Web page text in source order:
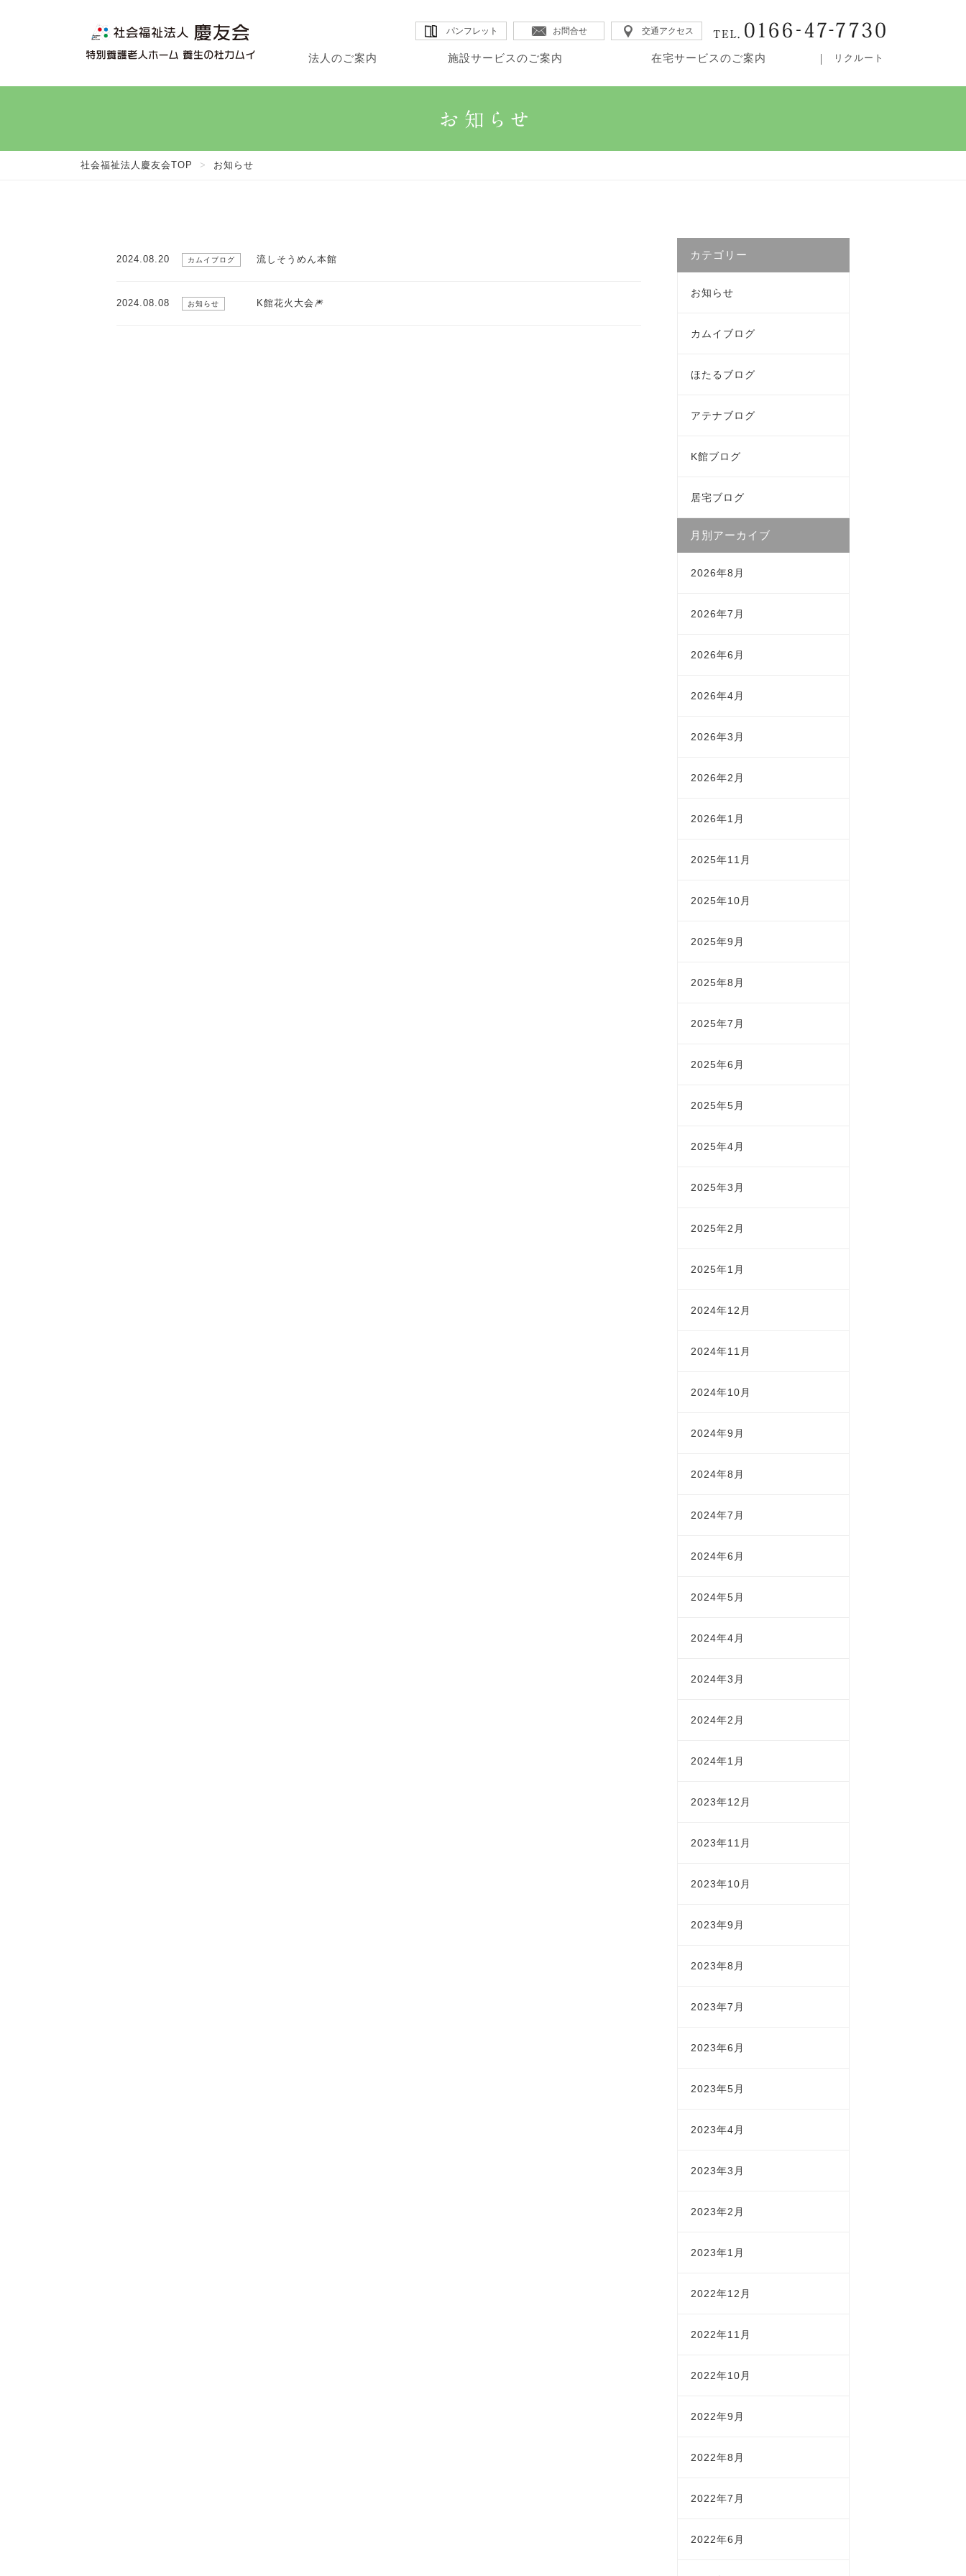
法人のご案内
法人のご案内
・理事長のご挨拶
・法人概要
・情報公開
施設サービスのご案内
施設サービスのご案内
・カムイ
・GHK館
在宅サービスのご案内
在宅サービスのご案内
・DSほたる
・SSカムイ
リクルート
パンフレット お問合せ 交通アクセス
社会福祉法人慶友会TOP > お知らせ
2024.08.20 カムイブログ 流しそうめん本館
2024.08.08 お知らせ K館花火大会🎆
カテゴリー
お知らせ
カムイブログ
ほたるブログ
アテナブログ
K館ブログ
居宅ブログ
月別アーカイブ
2026年8月
2026年7月
2026年6月
2026年4月
2026年3月
2026年2月
2026年1月
2025年11月
2025年10月
2025年9月
2025年8月
2025年7月
2025年6月
2025年5月
2025年4月
2025年3月
2025年2月
2025年1月
2024年12月
2024年11月
2024年10月
2024年9月
2024年8月
2024年7月
2024年6月
2024年5月
2024年4月
2024年3月
2024年2月
2024年1月
2023年12月
2023年11月
2023年10月
2023年9月
2023年8月
2023年7月
2023年6月
2023年5月
2023年4月
2023年3月
2023年2月
2023年1月
2022年12月
2022年11月
2022年10月
2022年9月
2022年8月
2022年7月
2022年6月